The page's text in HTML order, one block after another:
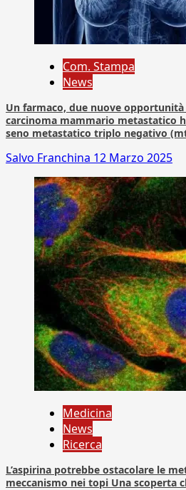
Com. Stampa
News
Un farmaco, due nuove
carcinoma mammario metastatico
seno metastatico triplo negativo
Salvo Franchina 12 Marzo 2025
Medicina
News
Ricerca
L’aspirina potrebbe ostacolare le
meccanismo nei topi Una scoperta